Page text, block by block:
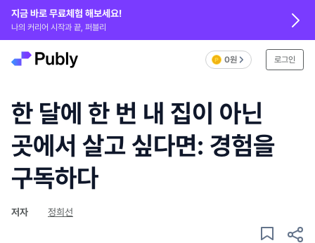
지금 바로 무료체험 해보세요!
나의 커리어 시작과 끝, 퍼블리
0원 로그인
한 달에 한 번 내 집이 아닌
곳에서 살고 싶다면: 경험을
구독하다
저자 정희선